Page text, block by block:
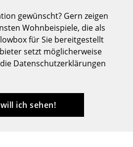
gewünscht? Gern zeigen
Wohnbeispiele, die als
für Sie bereitgestellt
setzt möglicherweise
Datenschutzerklärungen
will ich sehen!